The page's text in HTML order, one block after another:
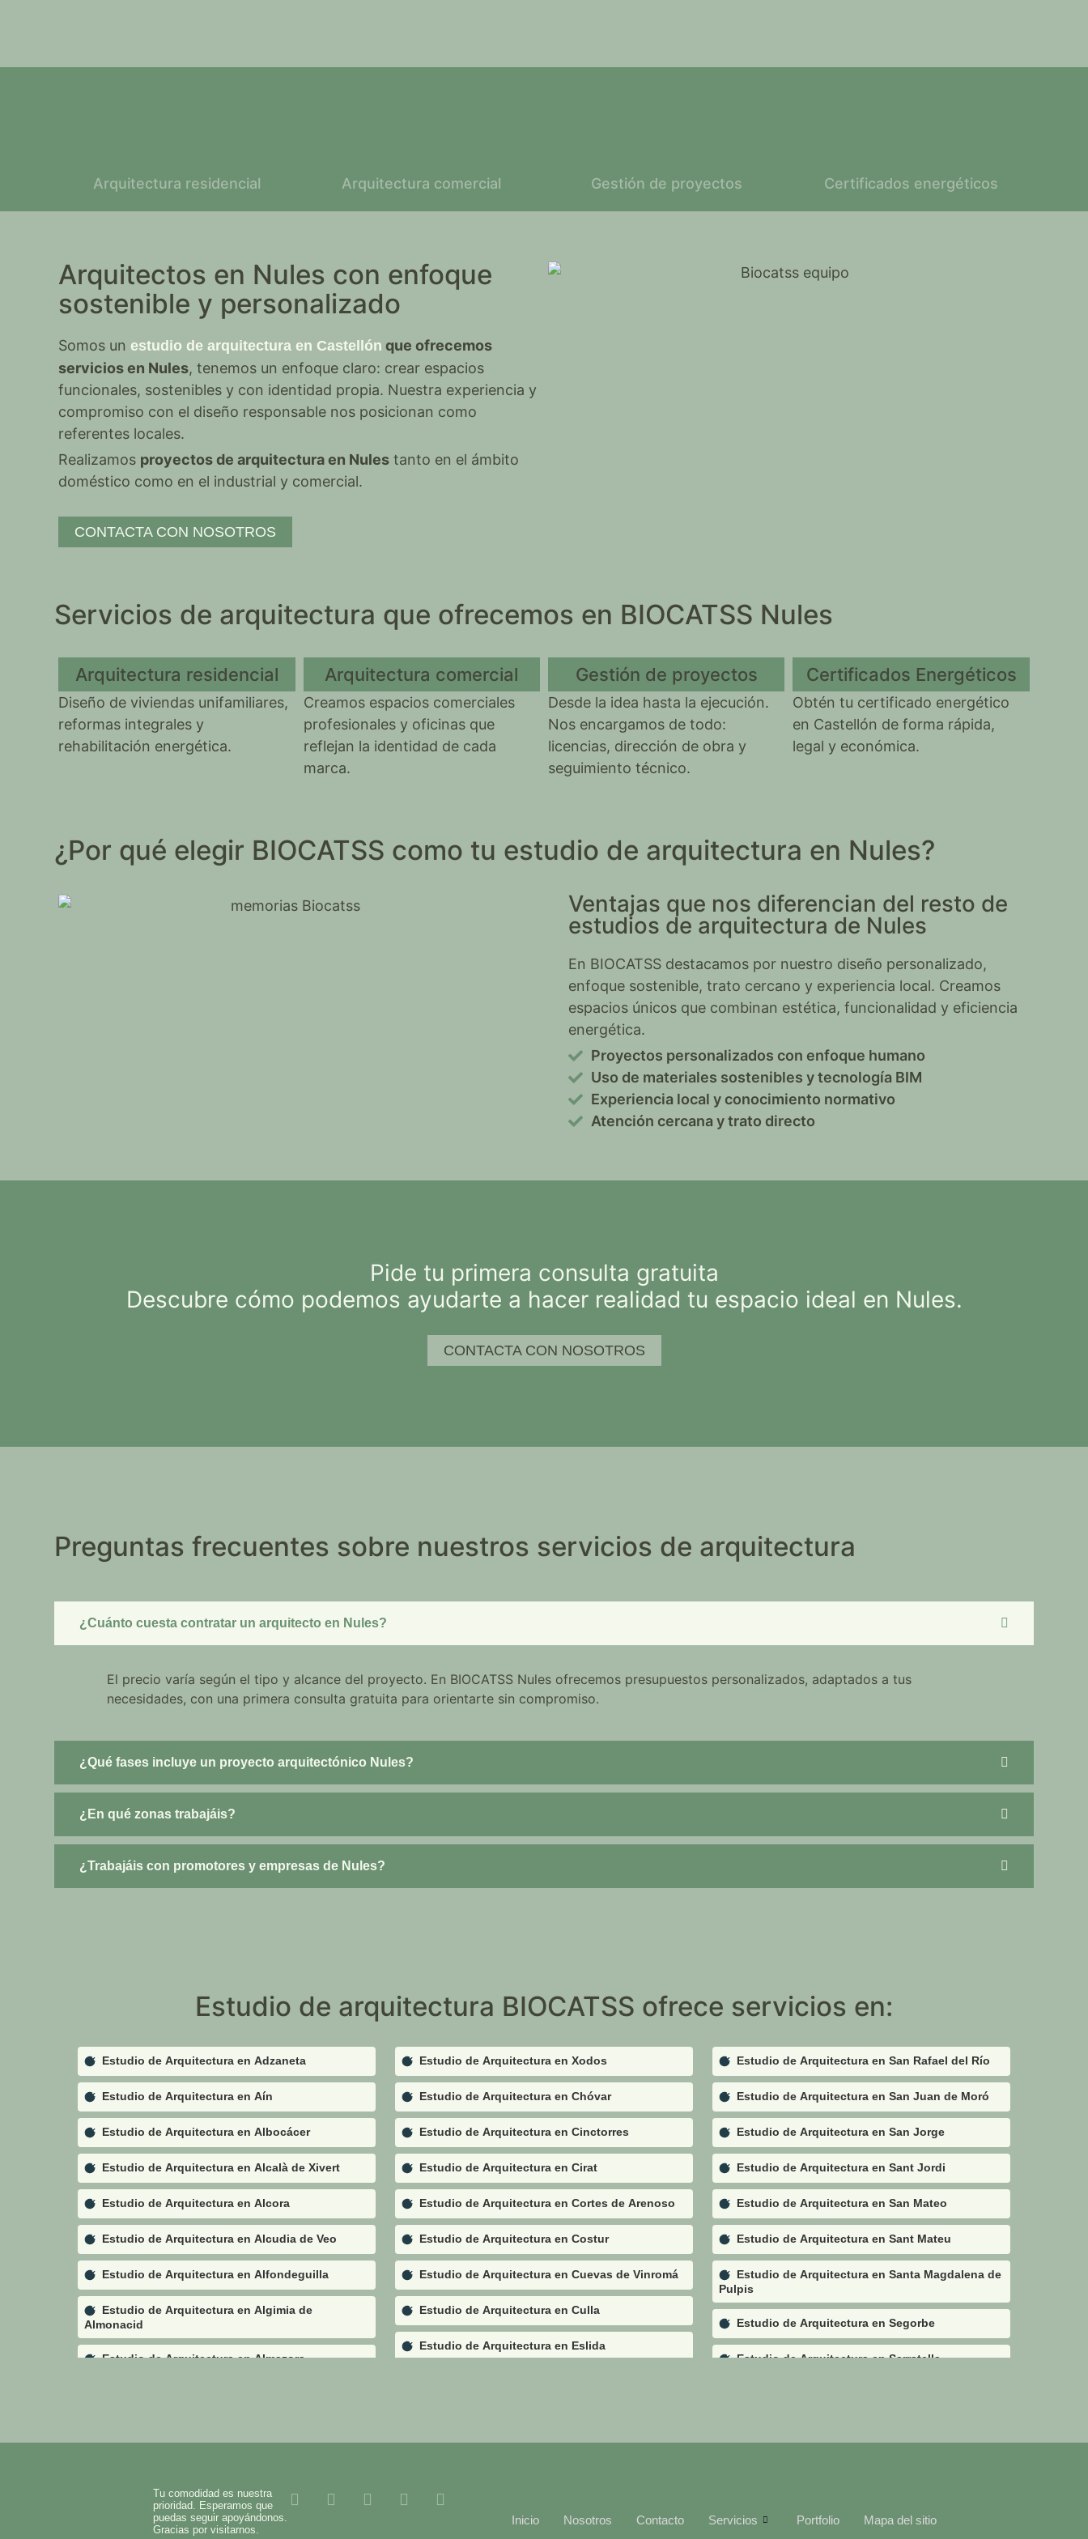
Arquitectura residencial Arquitectura comercial Gestión de proyectos Certificados energéticos
Arquitectos en Nules con enfoque
sostenible y personalizado
Somos un estudio de arquitectura en Castellón que ofrecemos
servicios en Nules, tenemos un enfoque claro: crear espacios
funcionales, sostenibles y con identidad propia. Nuestra experiencia y
compromiso con el diseño responsable nos posicionan como
referentes locales.
Realizamos proyectos de arquitectura en Nules tanto en el ámbito
doméstico como en el industrial y comercial.
CONTACTA CON NOSOTROS
Servicios de arquitectura que ofrecemos en BIOCATSS Nules
Arquitectura residencial
Diseño de viviendas unifamiliares,
reformas integrales y
rehabilitación energética.
Arquitectura comercial
Creamos espacios comerciales
profesionales y oficinas que
reflejan la identidad de cada
marca.
Gestión de proyectos
Desde la idea hasta la ejecución.
Nos encargamos de todo:
licencias, dirección de obra y
seguimiento técnico.
Certificados Energéticos
Obtén tu certificado energético
en Castellón de forma rápida,
legal y económica.
¿Por qué elegir BIOCATSS como tu estudio de arquitectura en Nules?
Ventajas que nos diferencian del resto de
estudios de arquitectura de Nules
En BIOCATSS destacamos por nuestro diseño personalizado,
enfoque sostenible, trato cercano y experiencia local. Creamos
espacios únicos que combinan estética, funcionalidad y eficiencia
energética.
Proyectos personalizados con enfoque humano
Uso de materiales sostenibles y tecnología BIM
Experiencia local y conocimiento normativo
Atención cercana y trato directo
Pide tu primera consulta gratuita
Descubre cómo podemos ayudarte a hacer realidad tu espacio ideal en Nules.
CONTACTA CON NOSOTROS
Preguntas frecuentes sobre nuestros servicios de arquitectura
¿Cuánto cuesta contratar un arquitecto en Nules?
El precio varía según el tipo y alcance del proyecto. En BIOCATSS Nules ofrecemos presupuestos personalizados, adaptados a tus
necesidades, con una primera consulta gratuita para orientarte sin compromiso.
¿Qué fases incluye un proyecto arquitectónico Nules?
¿En qué zonas trabajáis?
¿Trabajáis con promotores y empresas de Nules?
Estudio de arquitectura BIOCATSS ofrece servicios en:
Estudio de Arquitectura en Adzaneta
Estudio de Arquitectura en Aín
Estudio de Arquitectura en Albocácer
Estudio de Arquitectura en Alcalà de Xivert
Estudio de Arquitectura en Alcora
Estudio de Arquitectura en Alcudia de Veo
Estudio de Arquitectura en Alfondeguilla
Estudio de Arquitectura en Algimia de
Almonacid
Estudio de Arquitectura en Almazora
Estudio de Arquitectura en Altura
Estudio de Arquitectura en Xodos
Estudio de Arquitectura en Chóvar
Estudio de Arquitectura en Cinctorres
Estudio de Arquitectura en Cirat
Estudio de Arquitectura en Cortes de Arenoso
Estudio de Arquitectura en Costur
Estudio de Arquitectura en Cuevas de Vinromá
Estudio de Arquitectura en Culla
Estudio de Arquitectura en Eslida
Estudio de Arquitectura en Fuente la Reina
Estudio de Arquitectura en San Rafael del Río
Estudio de Arquitectura en San Juan de Moró
Estudio de Arquitectura en San Jorge
Estudio de Arquitectura en Sant Jordi
Estudio de Arquitectura en San Mateo
Estudio de Arquitectura en Sant Mateu
Estudio de Arquitectura en Santa Magdalena de
Pulpis
Estudio de Arquitectura en Segorbe
Estudio de Arquitectura en Sarratella
Tu comodidad es nuestra
prioridad. Esperamos que
puedas seguir apoyándonos.
Gracias por visitarnos.
Inicio Nosotros Contacto Servicios Portfolio Mapa del sitio